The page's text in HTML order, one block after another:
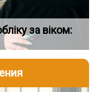
за віком: